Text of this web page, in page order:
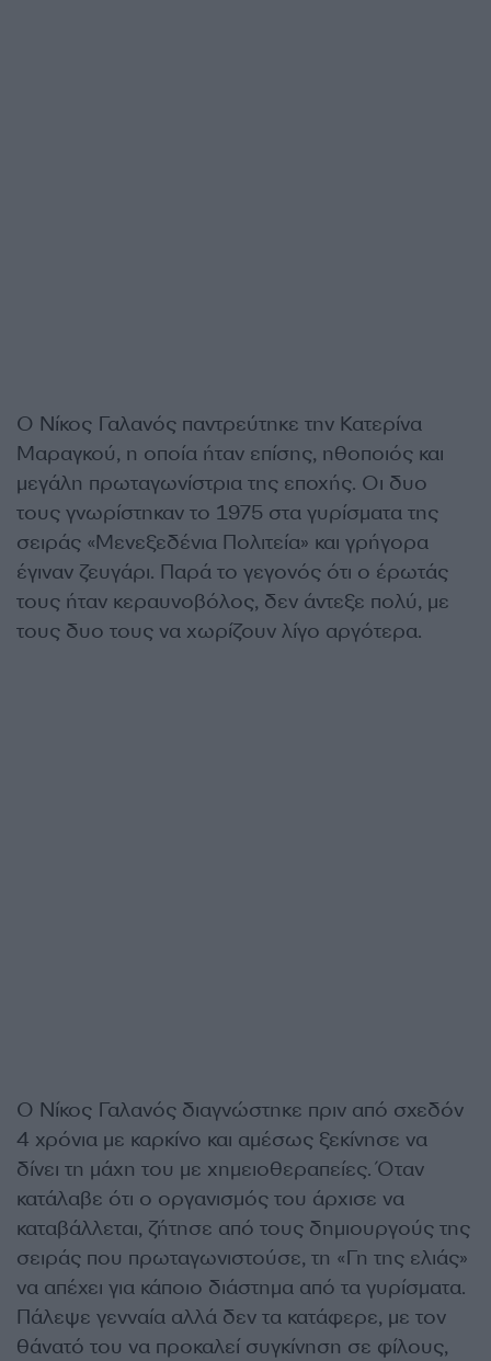
Ο Νίκος Γαλανός παντρεύτηκε την Κατερίνα
Μαραγκού, η οποία ήταν επίσης, ηθοποιός και
μεγάλη πρωταγωνίστρια της εποχής. Οι δυο
τους γνωρίστηκαν το 1975 στα γυρίσματα της
σειράς «Μενεξεδένια Πολιτεία» και γρήγορα
έγιναν ζευγάρι. Παρά το γεγονός ότι ο έρωτάς
τους ήταν κεραυνοβόλος, δεν άντεξε πολύ, με
τους δυο τους να χωρίζουν λίγο αργότερα.
Ο Νίκος Γαλανός διαγνώστηκε πριν από σχεδόν
4 χρόνια με καρκίνο και αμέσως ξεκίνησε να
δίνει τη μάχη του με χημειοθεραπείες. Όταν
κατάλαβε ότι ο οργανισμός του άρχισε να
καταβάλλεται, ζήτησε από τους δημιουργούς της
σειράς που πρωταγωνιστούσε, τη «Γη της ελιάς»
να απέχει για κάποιο διάστημα από τα γυρίσματα.
Πάλεψε γενναία αλλά δεν τα κατάφερε, με τον
θάνατό του να προκαλεί συγκίνηση σε φίλους,